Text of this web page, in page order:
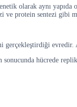
olarak aynı
protein sentezi gibi
hücrede